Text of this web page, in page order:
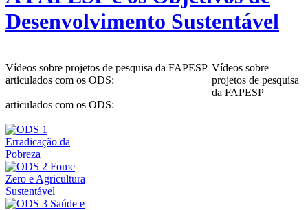
Desenvolvimento Sustentável
Vídeos sobre projetos de pesquisa da FAPESP
articulados com os ODS:
Vídeos sobre
projetos de pesquisa
da FAPESP
articulados com os ODS: